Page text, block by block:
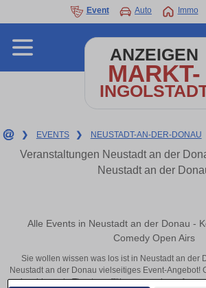
Event Auto Immo
ANZEIGEN
MARKT-
❯ EVENTS ❯ NEUSTADT-AN-DER-DONAU
Veranstaltungen Neustadt an der
Neustadt an der
Alle Events in Neustadt an der Donau -
Comedy Open Airs
Sie wollen wissen was los ist in Neustadt an der
Neustadt an der Donau vielseitiges Event-Angebot!
inspirierende Theateraufführungen oder